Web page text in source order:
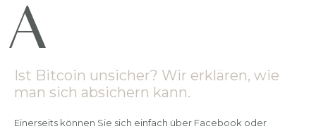
Ist Bitcoin unsicher? Wir erklären, wie
man sich absichern kann.
Einerseits können Sie sich einfach über Facebook oder